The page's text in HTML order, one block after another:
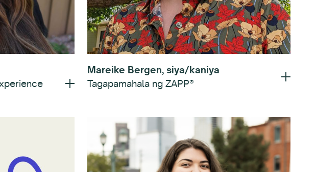
Mareike Bergen, siya/kaniya
Tagapamahala ng ZAPP®